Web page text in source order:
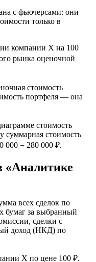
с фьючерсами: они
только в
компании Х на 100
рынка оценочной
стоимость
портфеля — она
стоимость
суммарная стоимость
000 = 280 000 ₽.
«Аналитике
всех сделок по
бумаг за выбранный
сделки с
доход (НКД) по
Х по цене 100 ₽.